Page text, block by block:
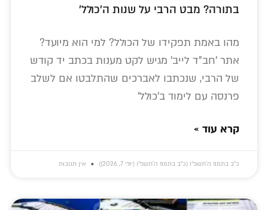
בתורה? מבט הרבי על שנות ה'כולל'
מהו באמת תפקידו של הכולל? למי הוא מיועד?
אתר 'חב"ד לייב' מגיש לקט מענות בכתב יד קודש
של הרבי, שנכתבו לאברכים שהתלבטו אם לשלב
פרנסה עם לימוד ב'כולל'
קרא עוד »
כ״ב בתמוז ה׳תשפ״ו (כ״ב בתמוז ה׳תשפ״ו (יולי 7, 2026)) אין תגובות